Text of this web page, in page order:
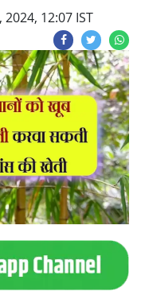
12:07 IST